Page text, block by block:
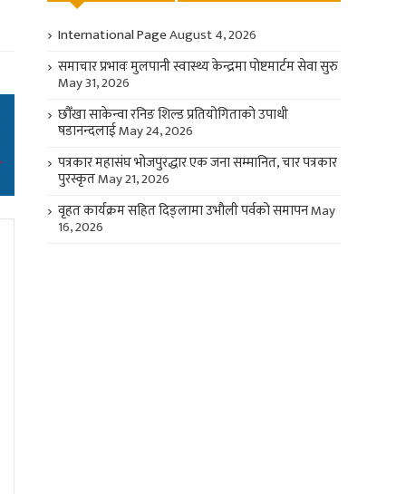
International PageAugust 4, 2026
समाचार प्रभावः मुलपानी स्वास्थ्य केन्द्रमा पोष्टमार्टम सेवा सुरु
May 31, 2026
छौँखा साकेन्वा रनिङ शिल्ड प्रतियोगिताको उपाधी
षडानन्दलाईMay 24, 2026
पत्रकार महासंघ भोजपुरद्धार एक जना सम्मानित, चार पत्रकार
पुरस्कृतMay 21, 2026
वृहत कार्यक्रम सहित दिङ्लामा उभौली पर्वको समापनMay
16, 2026